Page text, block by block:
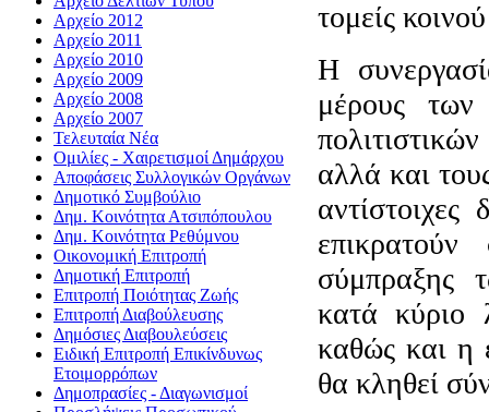
Αρχείο 2012
Αρχείο 2011
Αρχείο 2010
Αρχείο 2009
Αρχείο 2008
Αρχείο 2007
Τελευταία Νέα
Ομιλίες - Χαιρετισμοί Δημάρχου
Αποφάσεις Συλλογικών Οργάνων
Δημοτικό Συμβούλιο
Δημ. Κοινότητα Ατσιπόπουλου
Δημ. Κοινότητα Ρεθύμνου
Οικονομική Επιτροπή
Δημοτική Επιτροπή
Επιτροπή Ποιότητας Ζωής
Επιτροπή Διαβούλευσης
Δημόσιες Διαβουλεύσεις
Ειδική Επιτροπή Επικίνδυνως
Ετοιμορρόπων
Δημοπρασίες - Διαγωνισμοί
τομείς
Η
μέρους
αλλά και
σύμπραξης
κατά κύριο
καθώς και η
θα κληθεί